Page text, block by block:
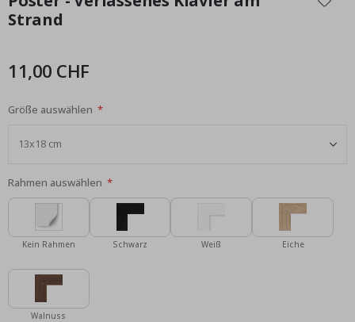
der
Bildgalerie
Strand
11,00 CHF
Größe auswählen
Rahmen auswählen
Kein Rahmen Schwarz Weiß Eiche
Walnuss